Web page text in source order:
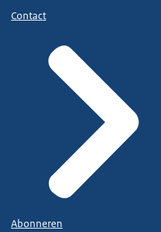
Contact
Abonneren